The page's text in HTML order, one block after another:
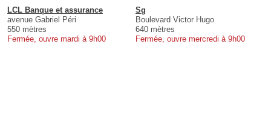
LCL Banque et assurance
avenue Gabriel Péri
550 mètres
Fermée, ouvre mardi à 9h00
Sg
Boulevard Victor Hugo
640 mètres
Fermée, ouvre mercredi à 9h00